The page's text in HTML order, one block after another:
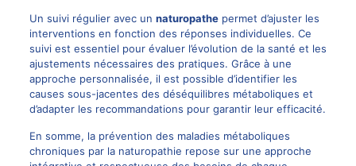
Un suivi régulier avec un naturopathepermet d’ajuster les
interventions en fonction des réponses individuelles. Ce
suivi est essentiel pour évaluer l’évolution de la santé et les
ajustements nécessaires des pratiques. Grâce à une
approche personnalisée, il est possible d’identifier les
causes sous-jacentes des déséquilibres métaboliques et
d’adapter les recommandations pour garantir leur efficacité.
En somme, la prévention des maladies métaboliques
chroniques par la naturopathie repose sur une approche